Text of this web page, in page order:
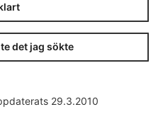
det jag sökte
29.3.2010